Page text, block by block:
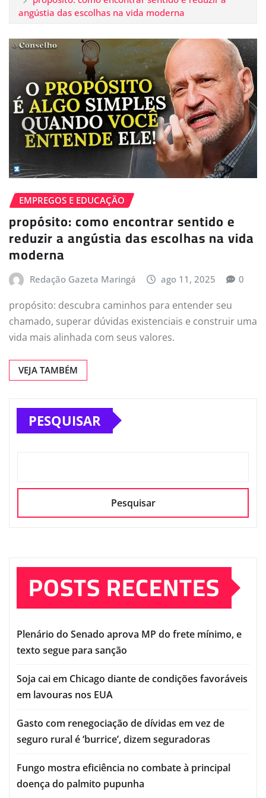
angústia das escolhas na vida moderna
EMPREGOS E EDUCAÇÃO
propósito: como encontrar sentido e
reduzir a angústia das escolhas na vida
moderna
Redação Gazeta Maringá ago 11, 2025 0
propósito: descubra caminhos para entender seu
chamado, superar dúvidas existenciais e construir uma
vida mais alinhada com seus valores.
VEJA TAMBÉM
PESQUISAR
Pesquisar
POSTS RECENTES
Plenário do Senado aprova MP do frete mínimo, e
texto segue para sanção
Soja cai em Chicago diante de condições favoráveis
em lavouras nos EUA
Gasto com renegociação de dívidas em vez de
seguro rural é ‘burrice’, dizem seguradoras
Fungo mostra eficiência no combate à principal
doença do palmito pupunha